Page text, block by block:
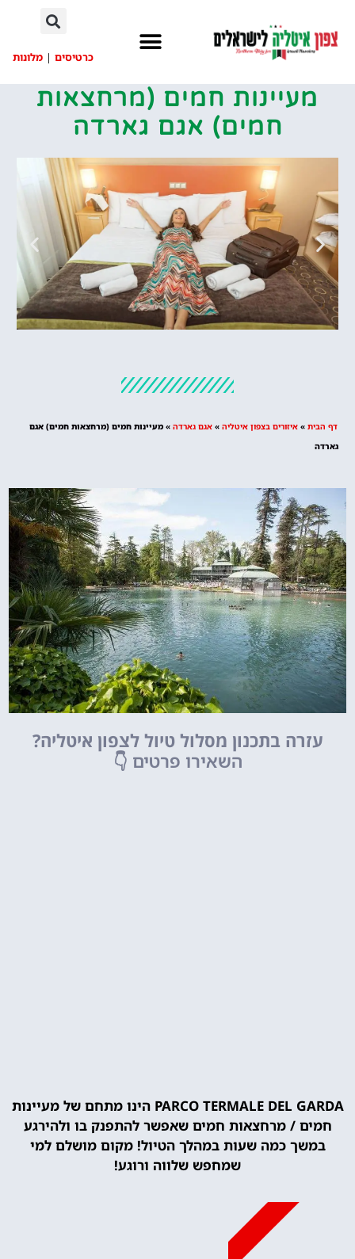
כרטיסים | מלונות
מעיינות חמים (מרחצאות
חמים) אגם גארדה
מציאת מלון
דף הבית » איזורים בצפון איטליה » אגם גארדה » מעיינות חמים (מרחצאות חמים) אגם
גארדה
עזרה בתכנון מסלול טיול לצפון איטליה?
השאירו פרטים 👇
PARCO TERMALE DEL GARDA הינו מתחם של מעיינות
חמים / מרחצאות חמים שאפשר להתפנק בו ולהירגע
במשך כמה שעות במהלך הטיול! מקום מושלם למי
שמחפש שלווה ורוגע!
מומלץ